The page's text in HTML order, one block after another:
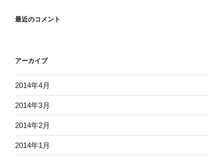
最近のコメント
アーカイブ
2014年4月
2014年3月
2014年2月
2014年1月